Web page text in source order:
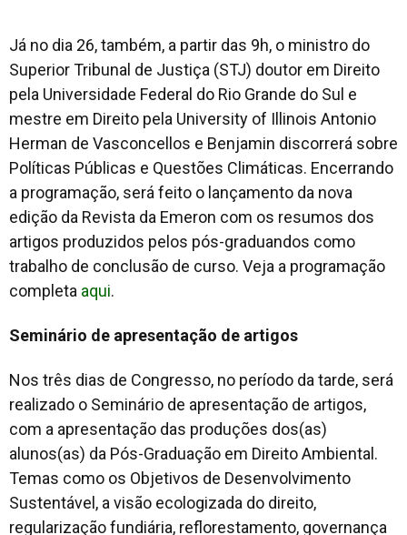
Já no dia 26, também, a partir das 9h, o ministro do
Superior Tribunal de Justiça (STJ) doutor em Direito
pela Universidade Federal do Rio Grande do Sul e
mestre em Direito pela University of Illinois Antonio
Herman de Vasconcellos e Benjamin discorrerá sobre
Políticas Públicas e Questões Climáticas. Encerrando
a programação, será feito o lançamento da nova
edição da Revista da Emeron com os resumos dos
artigos produzidos pelos pós-graduandos como
trabalho de conclusão de curso. Veja a programação
completa aqui.
Seminário de apresentação de artigos
Nos três dias de Congresso, no período da tarde, será
realizado o Seminário de apresentação de artigos,
com a apresentação das produções dos(as)
alunos(as) da Pós-Graduação em Direito Ambiental.
Temas como os Objetivos de Desenvolvimento
Sustentável, a visão ecologizada do direito,
regularização fundiária, reflorestamento, governança